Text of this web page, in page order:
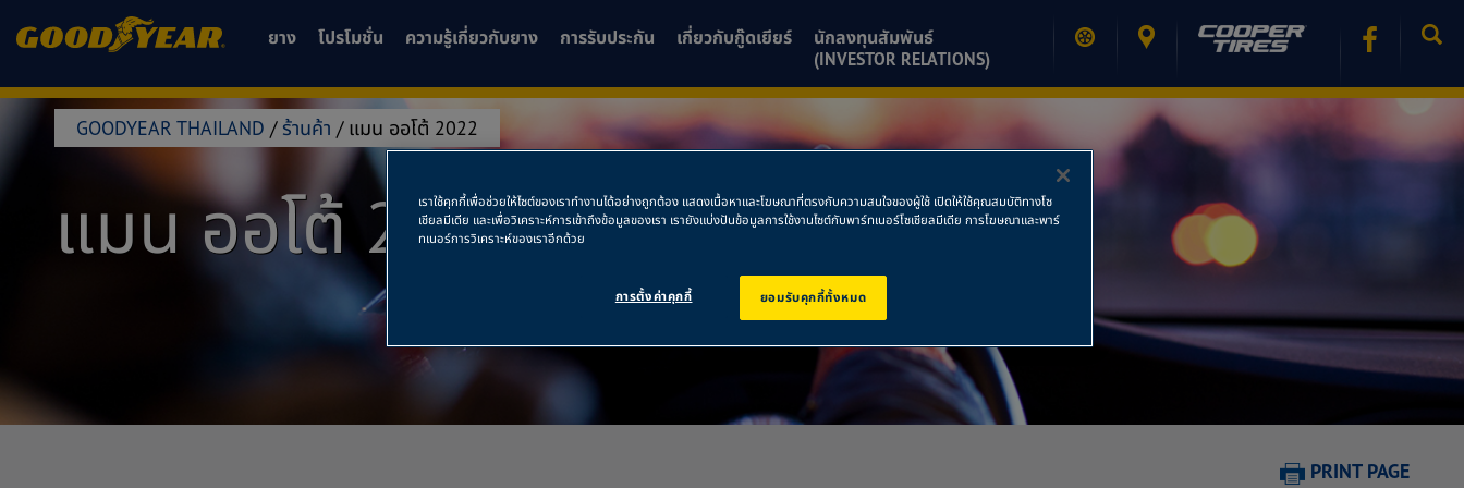
ยาง โปรโมชั่น ความรู้เกี่ยวกับยาง การรับประกัน เกี่ยวกับกู๊ดเยียร์
นักลงทุนสัมพันธ์
(INVESTOR RELATIONS)
GOODYEAR THAILAND / ร้านค้า / แมน ออโต้ 2022
แมน ออโต้ 2022
PRINT PAGE
เราใช้คุกกี้เพื่อช่วยให้ไซต์ของเราทำงานได้อย่างถูกต้อง แสดงเนื้อหาและโฆษณาที่ตรงกับความสนใจของผู้ใช้ เปิดให้ใช้คุณสมบัติทางโซ
เชียลมีเดีย และเพื่อวิเคราะห์การเข้าถึงข้อมูลของเรา เรายังแบ่งปันข้อมูลการใช้งานไซต์กับพาร์ทเนอร์โซเชียลมีเดีย การโฆษณาและพาร์
ทเนอร์การวิเคราะห์ของเราอีกด้วย
ยอมรับคุกกี้ทั้งหมด
การตั้งค่าคุกกี้